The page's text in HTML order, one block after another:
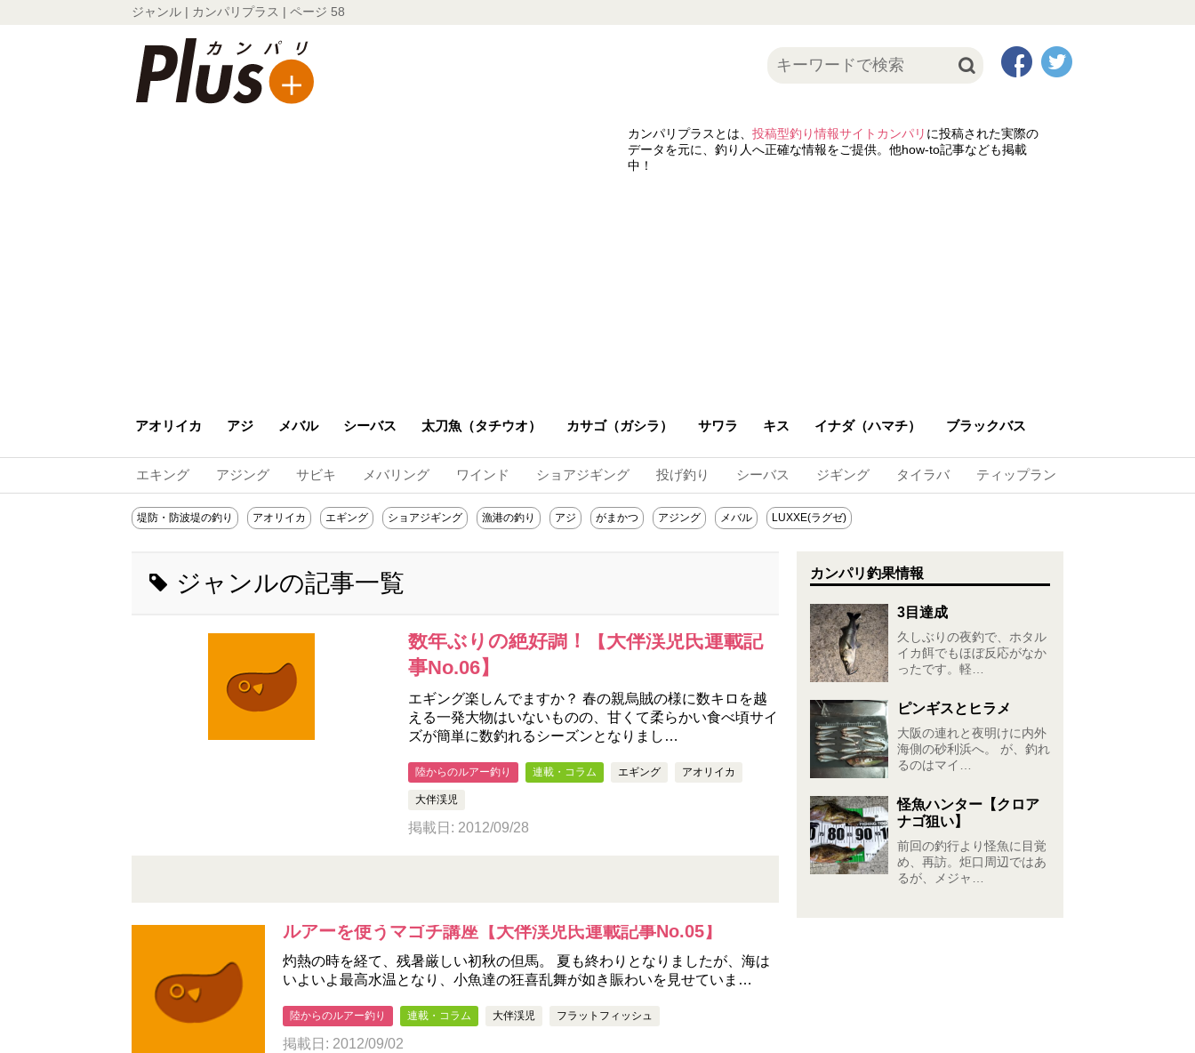
ジャンル | カンパリプラス | ページ 58
カンパリプラスとは、 投稿型釣り情報サイトカンパリ に投稿された実際の
データを元に、釣り人へ正確な情報をご提供。他how-to記事なども掲載
中！
アオリイカ アジ メバル シーバス 太刀魚（タチウオ） カサゴ（ガシラ） サワラ キス イナダ（ハマチ） ブラックバス
エキング アジング サビキ メバリング ワインド ショアジギング 投げ釣り シーバス ジギング タイラバ ティップラン
堤防・防波堤の釣り アオリイカ エギング ショアジギング 漁港の釣り アジ がまかつ アジング メバル LUXXE(ラグゼ)
ジャンルの記事一覧
数年ぶりの絶好調！【大伴渓児氏連載記
事No.06】
エギング楽しんでますか？ 春の親烏賊の様に数キロを越
える一発大物はいないものの、甘くて柔らかい食べ頃サイ
ズが簡単に数釣れるシーズンとなりまし…
陸からのルアー釣り 連載・コラム エギング アオリイカ
大伴渓児
掲載日: 2012/09/28
ルアーを使うマゴチ講座【大伴渓児氏連載記事No.05】
灼熱の時を経て、残暑厳しい初秋の但馬。 夏も終わりとなりましたが、海は
いよいよ最高水温となり、小魚達の狂喜乱舞が如き賑わいを見せていま…
陸からのルアー釣り 連載・コラム 大伴渓児 フラットフィッシュ
掲載日: 2012/09/02
カンパリ釣果情報
3目達成
久しぶりの夜釣で、ホタル
イカ餌でもほぼ反応がなか
ったです。軽…
ピンギスとヒラメ
大阪の連れと夜明けに内外
海側の砂利浜へ。 が、釣れ
るのはマイ…
怪魚ハンター【クロア
ナゴ狙い】
前回の釣行より怪魚に目覚
め、再訪。炬口周辺ではあ
るが、メジャ…